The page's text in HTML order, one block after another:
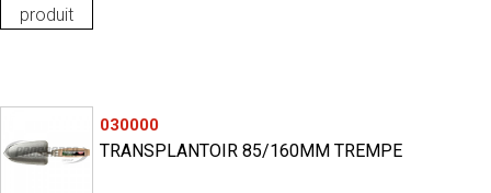
produit
030000
TRANSPLANTOIR 85/160MM TREMPE